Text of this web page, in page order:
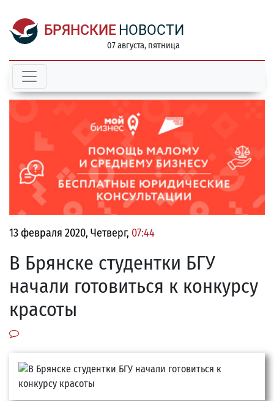
БРЯНСКИЕ НОВОСТИ
07 августа, пятница
13 февраля 2020, Четверг, 07:44
В Брянске студентки БГУ
начали готовиться к конкурсу
красоты